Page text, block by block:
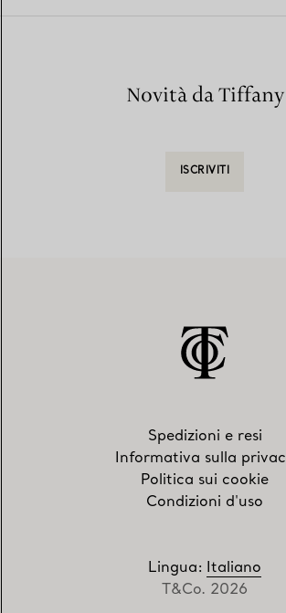
Novità da Tiffany
ISCRIVITI
Spedizioni e resi
Informativa sulla
Politica sui cookie
Condizioni d'uso
Lingua: Italiano
T&Co. 2026